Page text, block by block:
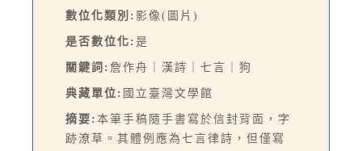
數位化類別: 影像(圖片)
是否數位化: 是
關鍵詞: 詹作舟｜漢詩｜七言｜狗
典藏單位: 國立臺灣文學館
摘要: 本筆手稿隨手書寫於信封背面，字
跡潦草。其體例應為七言律詩，但僅寫